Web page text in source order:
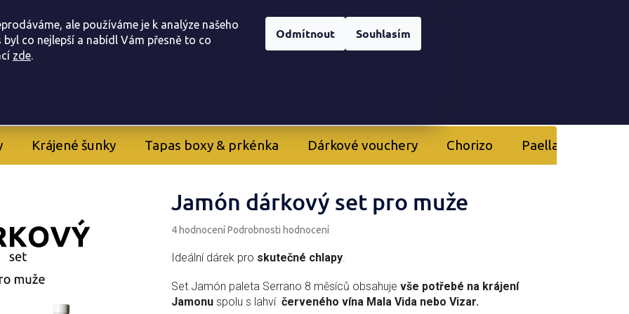
ale používáme je k analýze našeho
co nejlepší a nabídl Vám přesně to co
í zde.
Odmítnout Souhlasím
Registrace provizního partnera
Krájené šunky Tapas boxy & prkénka Dárkové vouchery Chorizo Paella
Ideální dárek pro skutečné chlapy.
Set Jamón paleta Serrano 8 měsíců obsahuje vše potřebé na krájení
Jamonu spolu s lahví červeného vína Mala Vida nebo Vizar.
Jamón dárkový set pro muže
Průměrné
produktu
5,0
z
5
4 hodnoceníPodrobnosti hodnocení